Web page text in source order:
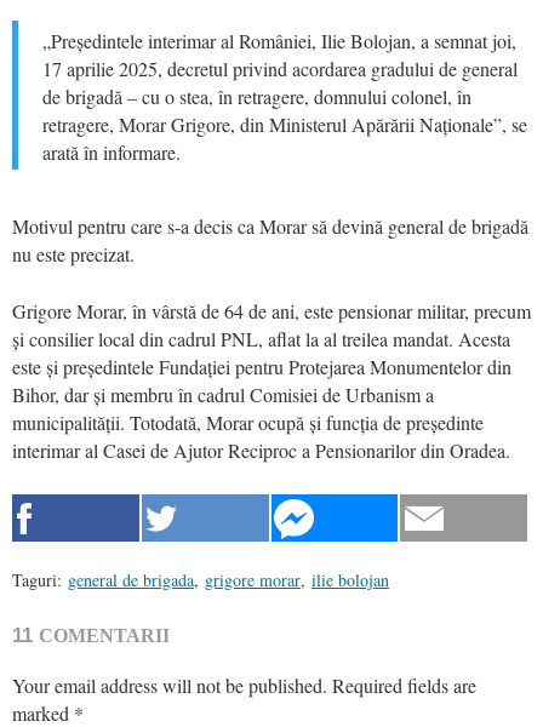
„Președintele interimar al României, Ilie Bolojan, a semnat joi,
17 aprilie 2025, decretul privind acordarea gradului de general
de brigadă – cu o stea, în retragere, domnului colonel, în
retragere, Morar Grigore, din Ministerul Apărării Naționale”, se
arată în informare.
Motivul pentru care s-a decis ca Morar să devină general de brigadă
nu este precizat.
Grigore Morar, în vârstă de 64 de ani, este pensionar militar, precum
și consilier local din cadrul PNL, aflat la al treilea mandat. Acesta
este și președintele Fundației pentru Protejarea Monumentelor din
Bihor, dar și membru în cadrul Comisiei de Urbanism a
municipalității. Totodată, Morar ocupă și funcția de președinte
interimar al Casei de Ajutor Reciproc a Pensionarilor din Oradea.
Taguri: general de brigada, grigore morar, ilie bolojan
11 COMENTARII
Your email address will not be published. Required fields are
marked *